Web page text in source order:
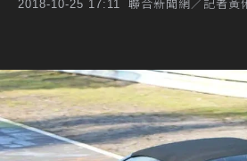
2018-10-25 17:11